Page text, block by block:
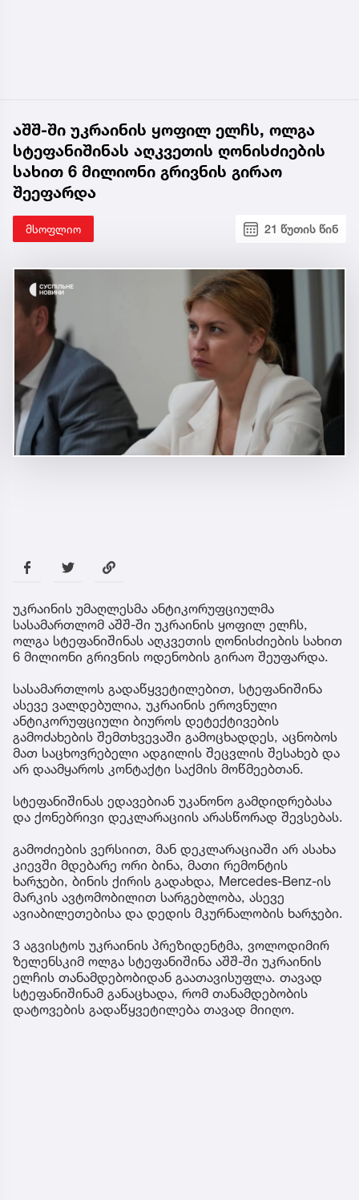
აშშ-ში უკრაინის ყოფილ ელჩს, ოლგა
სტეფანიშინას აღკვეთის ღონისძიების
სახით 6 მილიონი გრივნის გირაო
შეეფარდა
მსოფლიო 21 წუთის წინ
უკრაინის უმაღლესმა ანტიკორუფციულმა
სასამართლომ აშშ-ში უკრაინის ყოფილ ელჩს,
ოლგა სტეფანიშინას აღკვეთის ღონისძიების სახით
6 მილიონი გრივნის ოდენობის გირაო შეუფარდა.
სასამართლოს გადაწყვეტილებით, სტეფანიშინა
ასევე ვალდებულია, უკრაინის ეროვნული
ანტიკორუფციული ბიუროს დეტექტივების
გამოძახების შემთხვევაში გამოცხადდეს, აცნობოს
მათ საცხოვრებელი ადგილის შეცვლის შესახებ და
არ დაამყაროს კონტაქტი საქმის მოწმეებთან.
სტეფანიშინას ედავებიან უკანონო გამდიდრებასა
და ქონებრივი დეკლარაციის არასწორად შევსებას.
გამოძიების ვერსიით, მან დეკლარაციაში არ ასახა
კიევში მდებარე ორი ბინა, მათი რემონტის
ხარჯები, ბინის ქირის გადახდა, Mercedes-Benz-ის
მარკის ავტომობილით სარგებლობა, ასევე
ავიაბილეთებისა და დედის მკურნალობის ხარჯები.
3 აგვისტოს უკრაინის პრეზიდენტმა, ვოლოდიმირ
ზელენსკიმ ოლგა სტეფანიშინა აშშ-ში უკრაინის
ელჩის თანამდებობიდან გაათავისუფლა. თავად
სტეფანიშინამ განაცხადა, რომ თანამდებობის
დატოვების გადაწყვეტილება თავად მიიღო.